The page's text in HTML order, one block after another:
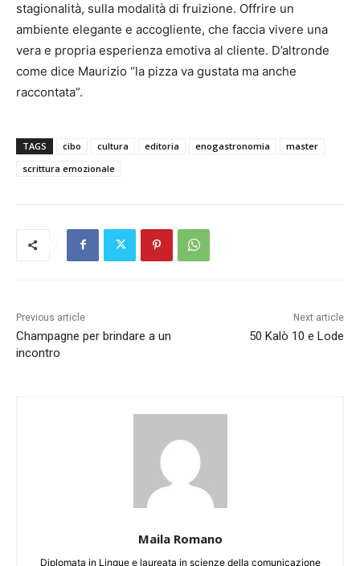
stagionalità, sulla modalità di fruizione. Offrire un
ambiente elegante e accogliente, che faccia vivere una
vera e propria esperienza emotiva al cliente. D’altronde
come dice Maurizio “la pizza va gustata ma anche
raccontata”.
TAGS cibo cultura editoria enogastronomia
master
scrittura emozionale
Previous article
Champagne per brindare a un
incontro
Next article
50 Kalò 10 e Lode
Maila Romano
Diplomata in Lingue e laureata in scienze della comunicazione